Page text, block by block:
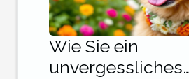
Wie Sie ein
unvergessliches